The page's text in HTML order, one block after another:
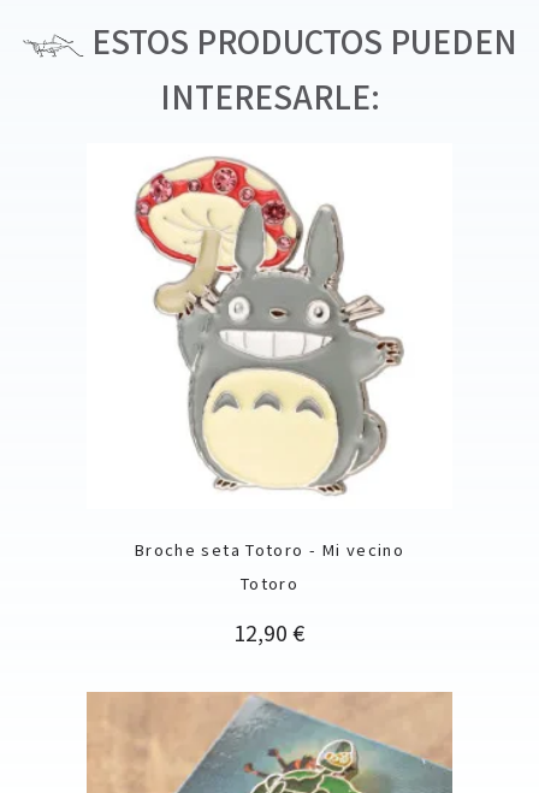
ESTOS PRODUCTOS PUEDEN
INTERESARLE:
Broche seta Totoro - Mi vecino
Totoro
Precio
12,90 €